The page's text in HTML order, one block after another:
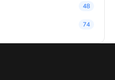
48
74